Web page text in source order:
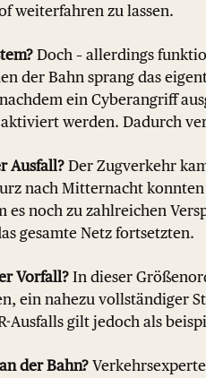
weiterfahren zu lassen.
Doch – allerdings
der Bahn sprang das
ein Cyberangriff
werden. Dadurch
Ausfall? Der Zugverkehr
nach Mitternacht
noch zu zahlreichen
gesamte Netz fortsetzten.
Vorfall?In dieser
ein nahezu vollständiger
Ausfalls gilt jedoch als
der Bahn?